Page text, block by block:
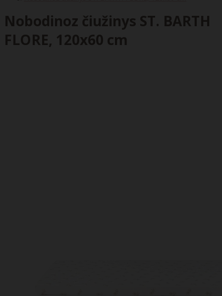
Nobodinoz čiužinys ST. BARTH
FLORE, 120x60 cm